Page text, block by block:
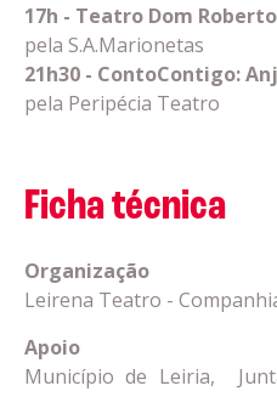
17h - Teatro Dom Roberto
pela S.A.Marionetas
21h30 - ContoContigo:
pela Peripécia Teatro
Ficha técnica
Organização
Leirena Teatro -
Apoio
Município de Leiria,